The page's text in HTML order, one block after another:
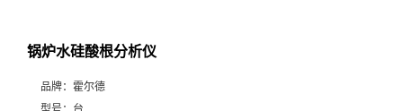
锅炉水硅酸根分析仪
品牌： 霍尔德